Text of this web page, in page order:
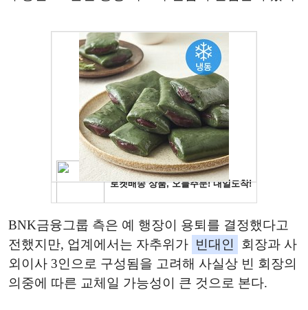
BNK금융그룹 측은 예 행장이 용퇴를 결정했다고
전했지만, 업계에서는 자추위가 빈대인
회장과 사
외이사 3인으로 구성됨을 고려해 사실상 빈 회장의
의중에 따른 교체일 가능성이 큰 것으로 본다.